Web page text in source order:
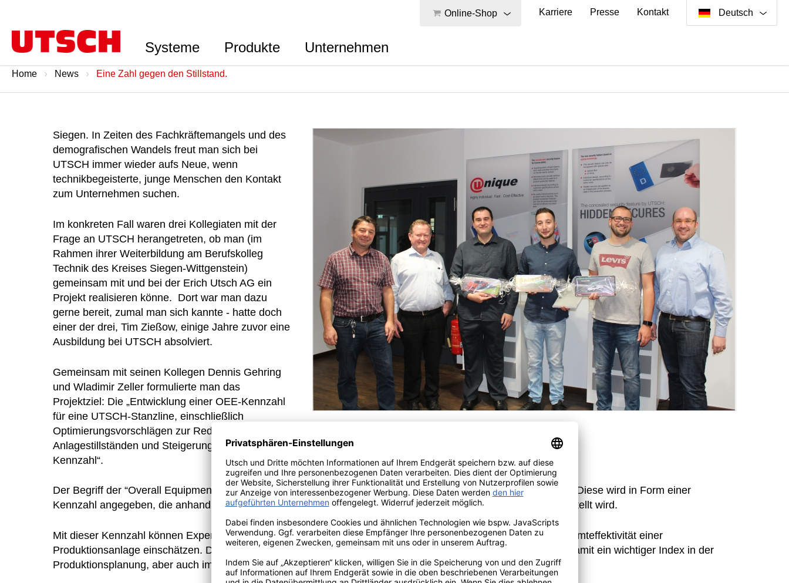
Online-Shop Karriere Presse Kontakt Deutsch
Systeme Produkte Unternehmen
Home News Eine Zahl gegen den Stillstand.
Siegen. In Zeiten des Fachkräftemangels und des
demografischen Wandels freut man sich bei
UTSCH immer wieder aufs Neue, wenn
technikbegeisterte, junge Menschen den Kontakt
zum Unternehmen suchen.
Im konkreten Fall waren drei Kollegiaten mit der
Frage an UTSCH herangetreten, ob man (im
Rahmen ihrer Weiterbildung am Berufskolleg
Technik des Kreises Siegen-Wittgenstein)
gemeinsam mit und bei der Erich Utsch AG ein
Projekt realisieren könne. Dort war man dazu
gerne bereit, zumal man sich kannte - hatte doch
einer der drei, Tim Zießow, einige Jahre zuvor eine
Ausbildung bei UTSCH absolviert.
Gemeinsam mit seinen Kollegen Dennis Gehring
und Wladimir Zeller formulierte man das
Projektziel: Die „Entwicklung einer OEE-Kennzahl
für eine UTSCH-Stanzline, einschließlich
Optimierungsvorschlägen zur Reduzierung von
Anlagestillständen und Steigerung der OEE-
Kennzahl“.
Der Begriff der “Overall Equipment Effectiveness” (OEE) bezeichnet die sogenannte Gesamtanlageneffektivität. Diese wird in Form einer
Kennzahl angegeben, die anhand von Berechnungen aus den Faktoren Verfügbarkeit, Leistung und Qualität erstellt wird.
Mit dieser Kennzahl können Experten auf einen Blick sowohl die Produktivität, die Rentabilität als auch die Gesamteffektivität einer
Produktionsanlage einschätzen. Die OEE-Kennzahl ist somit ein Maß für die Wertschöpfung einer Anlage und damit ein wichtiger Index in der
Produktionsplanung, aber auch im Controlling.